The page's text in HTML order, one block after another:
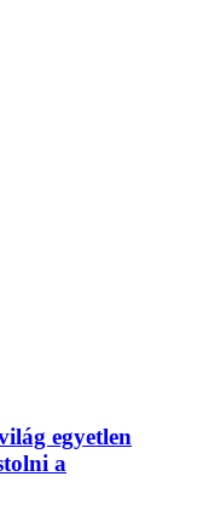
egyetlen
a